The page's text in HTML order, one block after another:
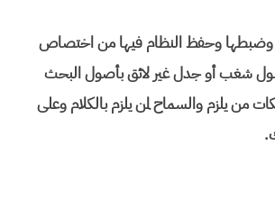
وضبطها وحفظ النظام فيها من اختصاص
شغب أو جدل غير لائق بأصول البحث
من يلزم والسماح لمن يلزم بالكلام وعلى